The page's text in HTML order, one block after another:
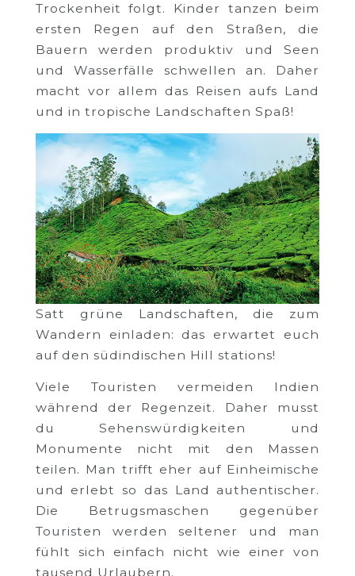
Trockenheit folgt. Kinder tanzen beim
ersten Regen auf den Straßen, die
Bauern werden produktiv und Seen
und Wasserfälle schwellen an. Daher
macht vor allem das Reisen aufs Land
und in tropische Landschaften Spaß!
Satt grüne Landschaften, die zum
Wandern einladen: das erwartet euch
auf den südindischen Hill stations!
Viele Touristen vermeiden Indien
während der Regenzeit. Daher musst
du Sehenswürdigkeiten und
Monumente nicht mit den Massen
teilen. Man trifft eher auf Einheimische
und erlebt so das Land authentischer.
Die Betrugsmaschen gegenüber
Touristen werden seltener und man
fühlt sich einfach nicht wie einer von
tausend Urlaubern.